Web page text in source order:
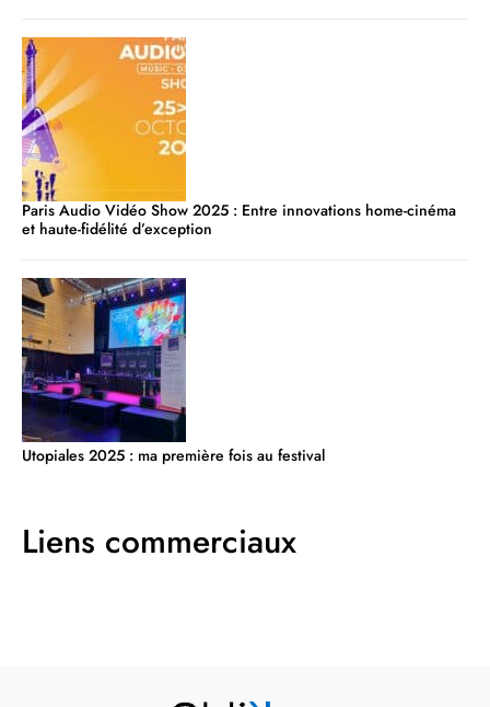
Paris Audio Vidéo Show 2025 : Entre innovations home-cinéma
et haute-fidélité d’exception
Utopiales 2025 : ma première fois au festival
Liens commerciaux